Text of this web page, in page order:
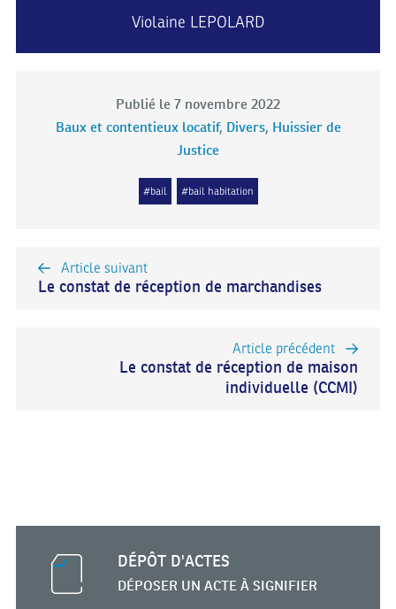
Violaine LEPOLARD
Publié le 7 novembre 2022
Baux et contentieux locatif, Divers, Huissier de
Justice
#bail #bail habitation
Article suivant
Le constat de réception de marchandises
Article précédent
Le constat de réception de maison
individuelle (CCMI)
DÉPÔT D'ACTES
DÉPOSER UN ACTEÀ SIGNIFIER